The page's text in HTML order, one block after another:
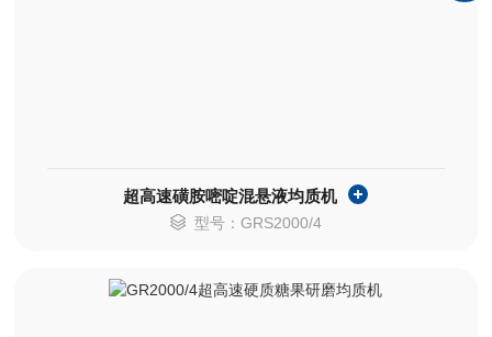
超高速磺胺嘧啶混悬液均质机
型号：GRS2000/4